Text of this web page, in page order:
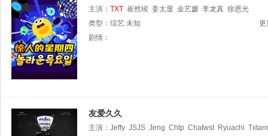
主演： TXT 崔然竣 姜太显 金艺媛 李龙真 徐恩光
类型： 综艺 未知
更
剧情：
友爱久久
主演： Jeffy JSJS Jeng Chtp Chatwst Ryuachi